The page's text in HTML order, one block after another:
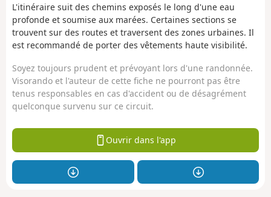
L'itinéraire suit des chemins exposés le long d'une eau
profonde et soumise aux marées. Certaines sections se
trouvent sur des routes et traversent des zones urbaines. Il
est recommandé de porter des vêtements haute visibilité.
Soyez toujours prudent et prévoyant lors d'une randonnée.
Visorando et l'auteur de cette fiche ne pourront pas être
tenus responsables en cas d'accident ou de désagrément
quelconque survenu sur ce circuit.
Ouvrir dans l'app